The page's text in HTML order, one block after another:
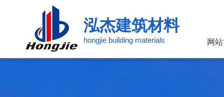
泓杰建筑材料
hongjie building materials 网